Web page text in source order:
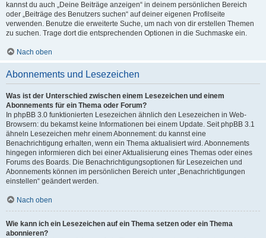
kannst du auch „Deine Beiträge anzeigen“ in deinem persönlichen Bereich
oder „Beiträge des Benutzers suchen“ auf deiner eigenen Profilseite
verwenden. Benutze die erweiterte Suche, um nach von dir erstellen Themen
zu suchen. Trage dort die entsprechenden Optionen in die Suchmaske ein.
Nach oben
Abonnements und Lesezeichen
Was ist der Unterschied zwischen einem Lesezeichen und einem
Abonnements für ein Thema oder Forum?
In phpBB 3.0 funktionierten Lesezeichen ähnlich den Lesezeichen in Web-
Browsern: du bekamst keine Informationen bei einem Update. Seit phpBB 3.1
ähneln Lesezeichen mehr einem Abonnement: du kannst eine
Benachrichtigung erhalten, wenn ein Thema aktualisiert wird. Abonnements
hingegen informieren dich bei einer Aktualisierung eines Themas oder eines
Forums des Boards. Die Benachrichtigungsoptionen für Lesezeichen und
Abonnements können im persönlichen Bereich unter „Benachrichtigungen
einstellen“ geändert werden.
Nach oben
Wie kann ich ein Lesezeichen auf ein Thema setzen oder ein Thema
abonnieren?